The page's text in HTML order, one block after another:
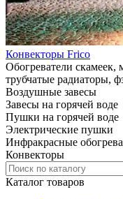
Конвекторы Frico
Обогреватели
трубчатые радиаторы,
Воздушные завесы
Завесы на горячей воде
Пушки на горячей воде
Электрические пушки
Инфракрасные
Конвекторы
Каталог товаров